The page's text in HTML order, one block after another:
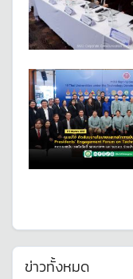
ข่าวทั้งหมด